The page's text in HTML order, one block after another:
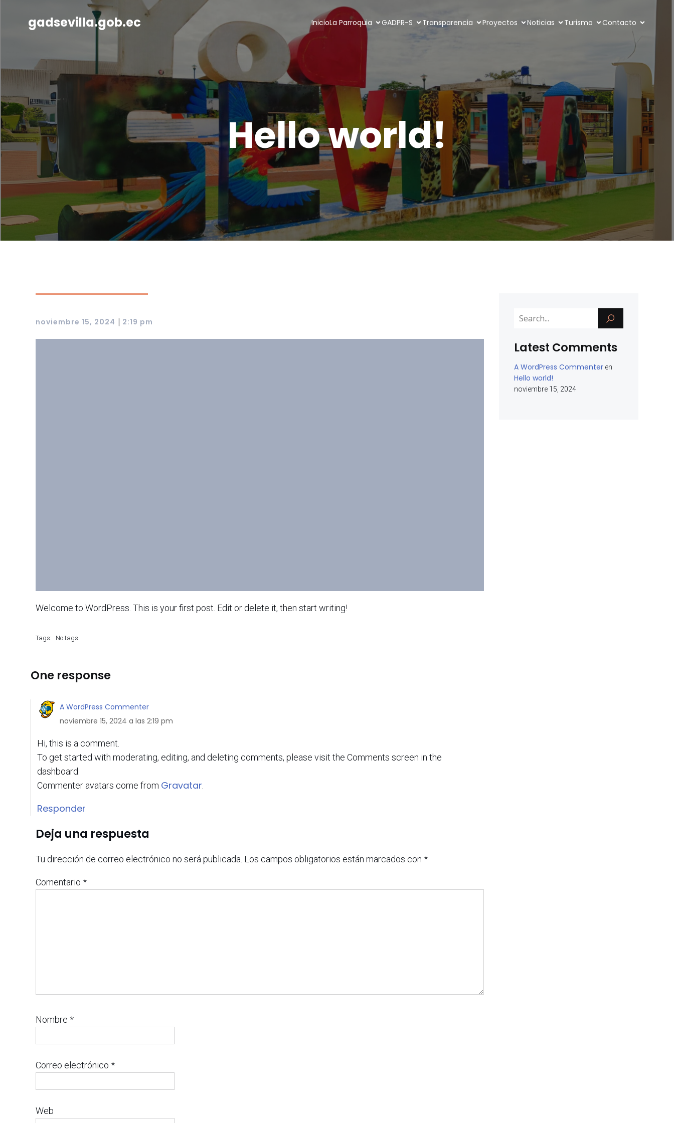
gadsevilla.gob.ec InicioLa Parroquia GADPR-S Transparencia Proyectos Noticias Turismo Contacto
Hello world!
noviembre 15, 2024 | 2:19 pm
Welcome to WordPress. This is your first post. Edit or delete it, then start writing!
Tags: No tags
One response
A WordPress Commenter
noviembre 15, 2024 a las 2:19 pm
Hi, this is a comment.
To get started with moderating, editing, and deleting comments, please visit the Comments screen in the
dashboard.
Commenter avatars come from Gravatar
Responder
Deja una respuesta
Tu dirección de correo electrónico no será publicada. Los campos obligatorios están marcados con *
Comentario *
Nombre *
Correo electrónico *
Web
Latest Comments
A WordPress Commenter en
Hello world!
noviembre 15, 2024